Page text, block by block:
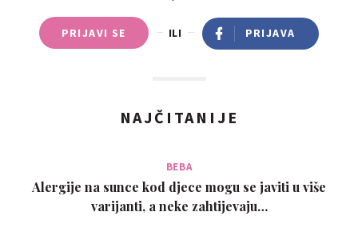
scammers to intake your money all in the name of helping
you join, WhatsApp Mr Anwar for your instant initiation today
PRIJAVI SE ILI PRIJAVA
NAJČITANIJE
BEBA
Alergije na sunce kod djece mogu se javiti u više
varijanti, a neke zahtijevaju…